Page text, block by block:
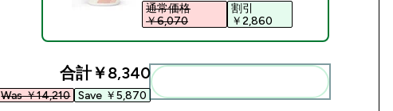
通常価格
￥6,070‎
割引
￥2,860‎
合計￥8,340‎
Was ￥14,210‎ Save ￥5,870‎